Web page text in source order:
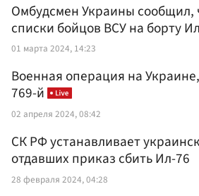
Омбудсмен Украины сообщил,
списки бойцов ВСУ на борту
01 марта 2024, 14:23
Военная операция на
769-й
02 апреля 2024, 08:42
СК РФ устанавливает
отдавших приказ сбить Ил-76
28 февраля 2024, 04:28